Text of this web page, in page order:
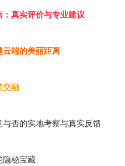
真实评价与专业建议
云端的美丽距离
交融
否的实地考察与真实反馈
隐秘宝藏